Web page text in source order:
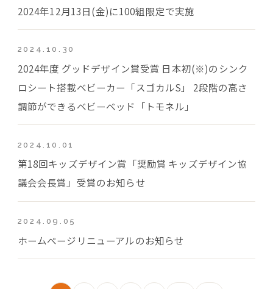
2024年12月13日(金)に100組限定で実施
2024.10.30
2024年度 グッドデザイン賞受賞 日本初(※)のシンク
ロシート搭載ベビーカー「スゴカルS」 2段階の高さ
調節ができるベビーベッド「トモネル」
2024.10.01
第18回キッズデザイン賞「奨励賞 キッズデザイン協
議会会長賞」受賞のお知らせ
2024.09.05
ホームページリニューアルのお知らせ